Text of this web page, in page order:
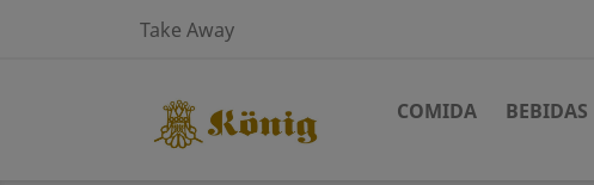
Take Away
COMIDA BEBIDAS